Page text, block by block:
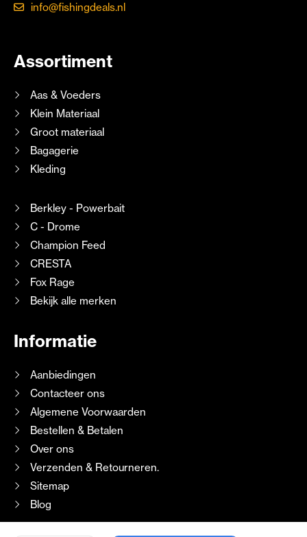
info@fishingdeals.nl
Assortiment
Aas & Voeders
Klein Materiaal
Groot materiaal
Bagagerie
Kleding
Berkley - Powerbait
C - Drome
Champion Feed
CRESTA
Fox Rage
Bekijk alle merken
Informatie
Aanbiedingen
Contacteer ons
Algemene Voorwaarden
Bestellen & Betalen
Over ons
Verzenden & Retourneren.
Sitemap
Blog